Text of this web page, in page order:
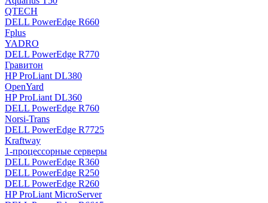
QTECH
DELL PowerEdge R660
Fplus
YADRO
DELL PowerEdge R770
Гравитон
HP ProLiant DL380
OpenYard
HP ProLiant DL360
DELL PowerEdge R760
Norsi-Trans
DELL PowerEdge R7725
Kraftway
1-процессорные серверы
DELL PowerEdge R360
DELL PowerEdge R250
DELL PowerEdge R260
HP ProLiant MicroServer